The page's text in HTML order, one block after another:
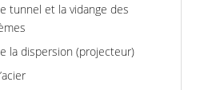
tunnel et la vidange des
la dispersion (projecteur)